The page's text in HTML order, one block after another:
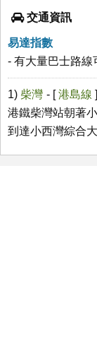
交通資訊
易達指數
- 有大量巴士路線
1) 柴灣 - [港島線 ]
港鐵柴灣站朝著
到達小西灣綜合